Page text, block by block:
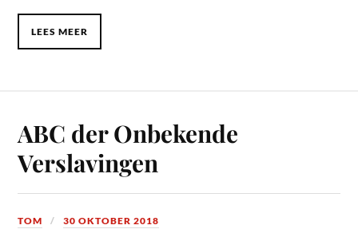
LEES MEER
ABC der Onbekende
Verslavingen
TOM 30 OKTOBER 2018